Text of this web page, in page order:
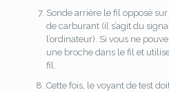
Sonde arrière le fil opposé
de carburant (il s’agit du
l’ordinateur). Si vous ne
une broche dans le fil et
fil.
Cette fois, le voyant de test